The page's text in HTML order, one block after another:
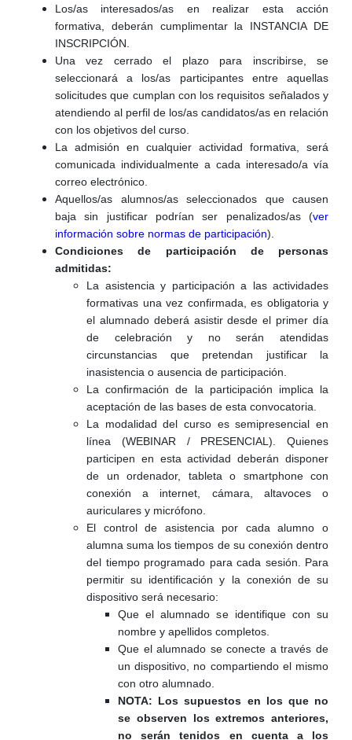
Los/as interesados/as en realizar esta acción
formativa, deberán cumplimentar la INSTANCIA DE
INSCRIPCIÓN.
Una vez cerrado el plazo para inscribirse, se
seleccionará a los/as participantes entre aquellas
solicitudes que cumplan con los requisitos señalados y
atendiendo al perfil de los/as candidatos/as en relación
con los objetivos del curso.
La admisión en cualquier actividad formativa, será
comunicada individualmente a cada interesado/a vía
correo electrónico.
Aquellos/as alumnos/as seleccionados que causen
baja sin justificar podrían ser penalizados/as (ver
información sobre normas de participación).
Condiciones de participación de personas
admitidas:
La asistencia y participación a las actividades
formativas una vez confirmada, es obligatoria y
el alumnado deberá asistir desde el primer día
de celebración y no serán atendidas
circunstancias que pretendan justificar la
inasistencia o ausencia de participación.
La confirmación de la participación implica la
aceptación de las bases de esta convocatoria.
La modalidad del curso es semipresencial en
línea (WEBINAR / PRESENCIAL). Quienes
participen en esta actividad deberán disponer
de un ordenador, tableta o smartphone con
conexión a internet, cámara, altavoces o
auriculares y micrófono.
El control de asistencia por cada alumno o
alumna suma los tiempos de su conexión dentro
del tiempo programado para cada sesión. Para
permitir su identificación y la conexión de su
dispositivo será necesario:
Que el alumnado se identifique con su
nombre y apellidos completos.
Que el alumnado se conecte a través de
un dispositivo, no compartiendo el mismo
con otro alumnado.
NOTA: Los supuestos en los que no
se observen los extremos anteriores,
no serán tenidos en cuenta a los